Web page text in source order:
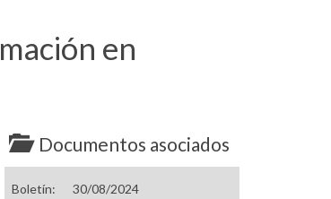
en
Documentos asociados
Boletín:
30/08/2024